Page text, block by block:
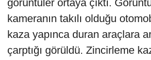
görüntüler ortaya çıktı.
kameranın takılı olduğu
kaza yapınca duran araçlara
çarptığı görüldü. Zincirleme